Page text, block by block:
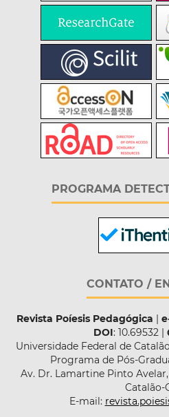
PROGRAMA
CONTATO /
Revista Poíesis Pedagógica |
DOI: 10.69532 |
Universidade Federal de
Programa de Pós-
Av. Dr. Lamartine Pinto
Catalão-
E-mail: